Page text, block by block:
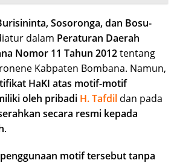
Sosoronga, dan Bosu-
dalam Peraturan Daerah
Nomor 11 Tahun 2012tentang
Kabpaten Bombana. Namun,
HaKI atas motif-motif
oleh pribadi H. Tafdil dan pada
secara resmi kepada
.
penggunaan motif tersebut tanpa